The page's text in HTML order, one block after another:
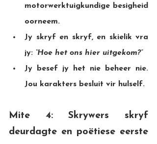
motorwerktuigkundige besigheid
oorneem.
Jy skryf en skryf, en skielik vra
jy: “Hoe het ons hier uitgekom?”
Jy besef jy het nie beheer nie.
Jou karakters besluit vir hulself.
Mite 4: Skrywers skryf
deurdagte en poëtiese eerste